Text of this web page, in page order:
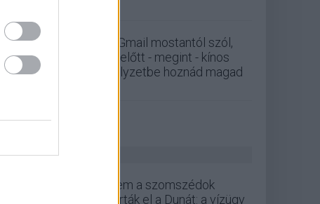
A Gmail mostantól szól,
mielőtt - megint - kínos
helyzetbe hoznád magad
ZÖLD PÁLYA
Nem a szomszédok
zárták el a Dunát: a vízügy